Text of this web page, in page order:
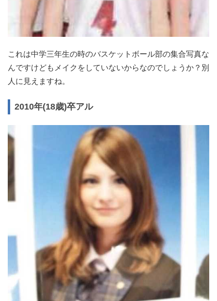
これは中学三年生の時のバスケットボール部の集合写真な
んですけどもメイクをしていないからなのでしょうか？別
人に見えますね。
2010年(18歳)卒アル